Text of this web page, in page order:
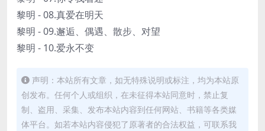
黎明 - 08.真爱在明天
黎明 - 09.邂逅、偶遇、散步、对望
黎明 - 10.爱永不变
声明：本站所有文章，如无特殊说明或标注，均为本站原
创发布。任何个人或组织，在未征得本站同意时，禁止复
制、盗用、采集、发布本站内容到任何网站、书籍等各类媒
体平台。如若本站内容侵犯了原著者的合法权益，可联系我